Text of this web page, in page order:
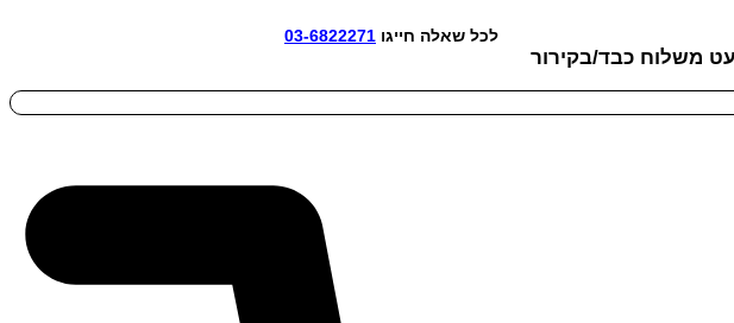
בקירור לכל שאלה חייגו 03-6822271
משלוח כבד/בקירור